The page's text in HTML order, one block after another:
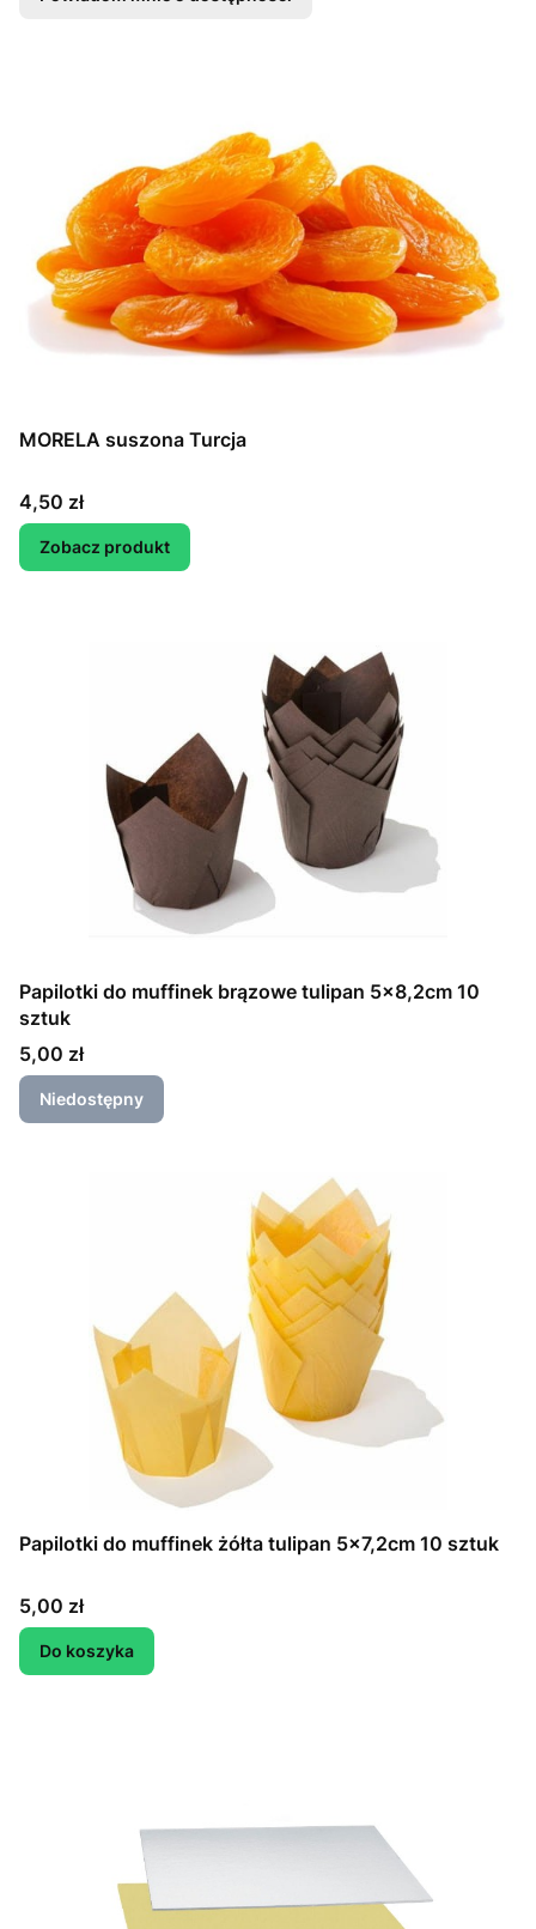
MORELA suszona Turcja
Cena
4,50 zł
Zobacz produkt
Papilotki do muffinek brązowe tulipan 5x8,2cm 10
sztuk
Cena
5,00 zł
Niedostępny
Papilotki do muffinek żółta tulipan 5x7,2cm 10 sztuk
Cena
5,00 zł
Do koszyka